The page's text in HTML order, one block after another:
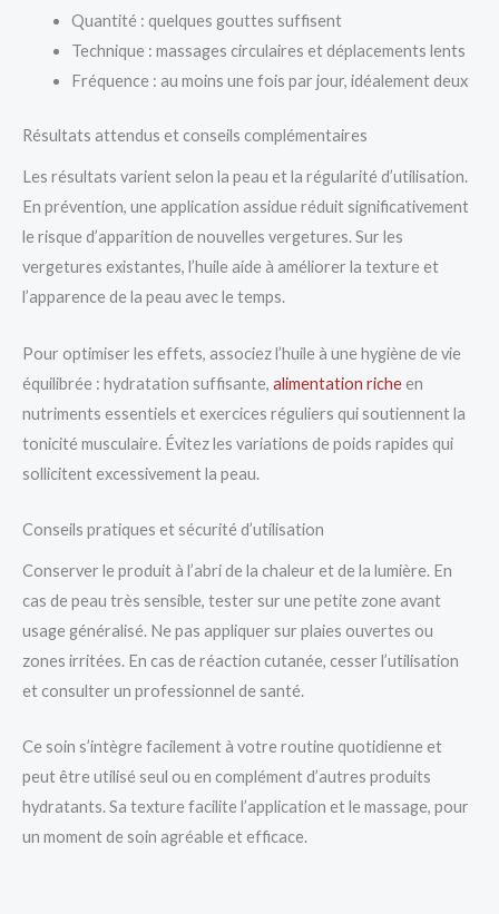
Quantité : quelques gouttes suffisent
Technique : massages circulaires et déplacements lents
Fréquence : au moins une fois par jour, idéalement deux
Résultats attendus et conseils complémentaires
Les résultats varient selon la peau et la régularité d’utilisation.
En prévention, une application assidue réduit significativement
le risque d’apparition de nouvelles vergetures. Sur les
vergetures existantes, l’huile aide à améliorer la texture et
l’apparence de la peau avec le temps.
Pour optimiser les effets, associez l’huile à une hygiène de vie
équilibrée : hydratation suffisante, alimentation richeen
nutriments essentiels et exercices réguliers qui soutiennent la
tonicité musculaire. Évitez les variations de poids rapides qui
sollicitent excessivement la peau.
Conseils pratiques et sécurité d’utilisation
Conserver le produit à l’abri de la chaleur et de la lumière. En
cas de peau très sensible, tester sur une petite zone avant
usage généralisé. Ne pas appliquer sur plaies ouvertes ou
zones irritées. En cas de réaction cutanée, cesser l’utilisation
et consulter un professionnel de santé.
Ce soin s’intègre facilement à votre routine quotidienne et
peut être utilisé seul ou en complément d’autres produits
hydratants. Sa texture facilite l’application et le massage, pour
un moment de soin agréable et efficace.